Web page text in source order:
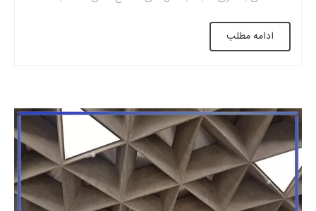
کاهش حجم بتن پتانسیل کاهش وزن و ضخامت سقف را دارند.
سقف بتنی نهایی با کیفیت خوب برای سقف های […]
ادامه مطلب